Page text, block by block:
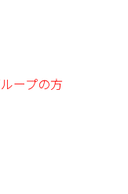
ープの方